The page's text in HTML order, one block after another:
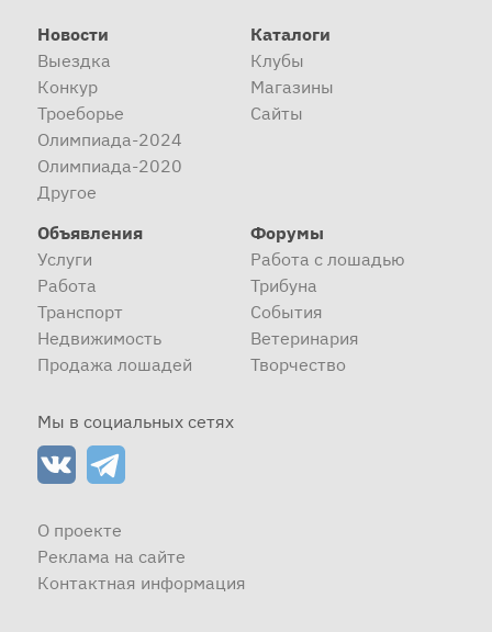
Новости
Выездка
Конкур
Троеборье
Олимпиада-2024
Олимпиада-2020
Другое
Каталоги
Клубы
Магазины
Сайты
Объявления
Услуги
Работа
Транспорт
Недвижимость
Продажа лошадей
Форумы
Работа с лошадью
Трибуна
События
Ветеринария
Творчество
Мы в социальных сетях
О проекте
Реклама на сайте
Контактная информация